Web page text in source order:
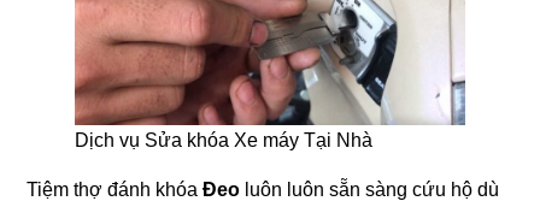
Dịch vụ Sửa khóa Xe máy Tại Nhà
Tiệm thợ đánh khóaĐeo luôn luôn sẵn sàng cứu hộ dù